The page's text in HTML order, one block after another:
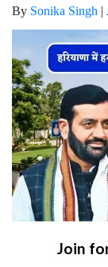
By Sonika Singh |
Join